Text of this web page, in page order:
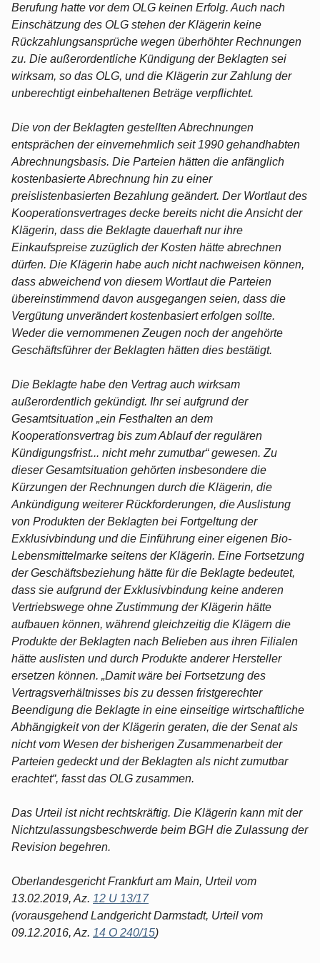
Berufung hatte vor dem OLG keinen Erfolg. Auch nach
Einschätzung des OLG stehen der Klägerin keine
Rückzahlungsansprüche wegen überhöhter Rechnungen
zu. Die außerordentliche Kündigung der Beklagten sei
wirksam, so das OLG, und die Klägerin zur Zahlung der
unberechtigt einbehaltenen Beträge verpflichtet.
Die von der Beklagten gestellten Abrechnungen
entsprächen der einvernehmlich seit 1990 gehandhabten
Abrechnungsbasis. Die Parteien hätten die anfänglich
kostenbasierte Abrechnung hin zu einer
preislistenbasierten Bezahlung geändert. Der Wortlaut des
Kooperationsvertrages decke bereits nicht die Ansicht der
Klägerin, dass die Beklagte dauerhaft nur ihre
Einkaufspreise zuzüglich der Kosten hätte abrechnen
dürfen. Die Klägerin habe auch nicht nachweisen können,
dass abweichend von diesem Wortlaut die Parteien
übereinstimmend davon ausgegangen seien, dass die
Vergütung unverändert kostenbasiert erfolgen sollte.
Weder die vernommenen Zeugen noch der angehörte
Geschäftsführer der Beklagten hätten dies bestätigt.
Die Beklagte habe den Vertrag auch wirksam
außerordentlich gekündigt. Ihr sei aufgrund der
Gesamtsituation „ein Festhalten an dem
Kooperationsvertrag bis zum Ablauf der regulären
Kündigungsfrist... nicht mehr zumutbar“ gewesen. Zu
dieser Gesamtsituation gehörten insbesondere die
Kürzungen der Rechnungen durch die Klägerin, die
Ankündigung weiterer Rückforderungen, die Auslistung
von Produkten der Beklagten bei Fortgeltung der
Exklusivbindung und die Einführung einer eigenen Bio-
Lebensmittelmarke seitens der Klägerin. Eine Fortsetzung
der Geschäftsbeziehung hätte für die Beklagte bedeutet,
dass sie aufgrund der Exklusivbindung keine anderen
Vertriebswege ohne Zustimmung der Klägerin hätte
aufbauen können, während gleichzeitig die Klägern die
Produkte der Beklagten nach Belieben aus ihren Filialen
hätte auslisten und durch Produkte anderer Hersteller
ersetzen können. „Damit wäre bei Fortsetzung des
Vertragsverhältnisses bis zu dessen fristgerechter
Beendigung die Beklagte in eine einseitige wirtschaftliche
Abhängigkeit von der Klägerin geraten, die der Senat als
nicht vom Wesen der bisherigen Zusammenarbeit der
Parteien gedeckt und der Beklagten als nicht zumutbar
erachtet“, fasst das OLG zusammen.
Das Urteil ist nicht rechtskräftig. Die Klägerin kann mit der
Nichtzulassungsbeschwerde beim BGH die Zulassung der
Revision begehren.
Oberlandesgericht Frankfurt am Main, Urteil vom
13.02.2019, Az. 12 U 13/17
(vorausgehend Landgericht Darmstadt, Urteil vom
09.12.2016, Az. 14 O 240/15)